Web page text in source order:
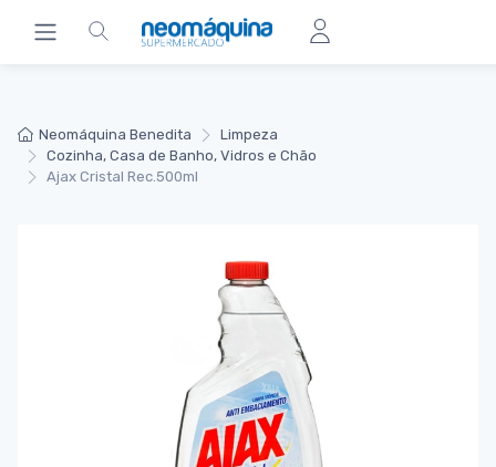
Neomáquina Benedita
Limpeza
Cozinha, Casa de Banho, Vidros e Chão
Ajax Cristal Rec.500ml